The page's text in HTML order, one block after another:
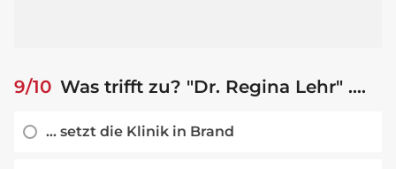
9/10 Was trifft zu? "Dr. Regina Lehr" ....
... setzt die Klinik in Brand